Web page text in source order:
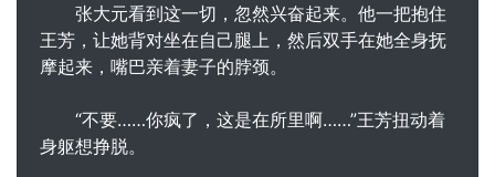
张大元看到这一切，忽然兴奋起来。他一把抱住
王芳，让她背对坐在自己腿上，然后双手在她全身抚
摩起来，嘴巴亲着妻子的脖颈。
“不要……你疯了，这是在所里啊……”王芳扭动着
身躯想挣脱。